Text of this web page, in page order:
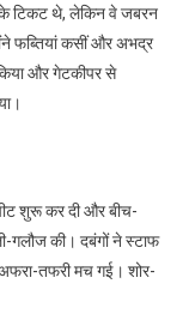
के टिकट थे, लेकिन वे जबरन
फब्तियां कसीं और अभद्र
और गेटकीपर से
शुरू कर दी और बीच-
गलौज की। दबंगों ने स्टाफ
तफरी मच गई। शोर-